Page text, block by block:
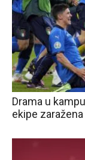
Drama u
ekipe